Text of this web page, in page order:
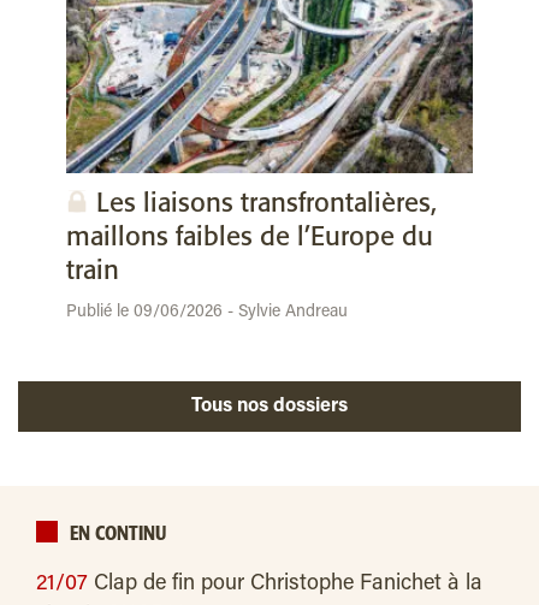
Les liaisons transfrontalières,
maillons faibles de l’Europe du
train
Publié le 09/06/2026 - Sylvie Andreau
Tous nos dossiers
EN CONTINU
21/07 Clap de fin pour Christophe Fanichet à la